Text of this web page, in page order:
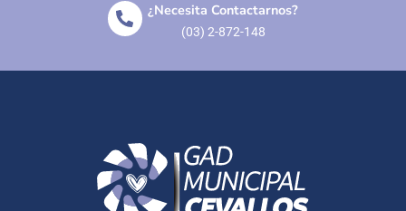
¿Necesita Contactarnos?
(03) 2-872-148